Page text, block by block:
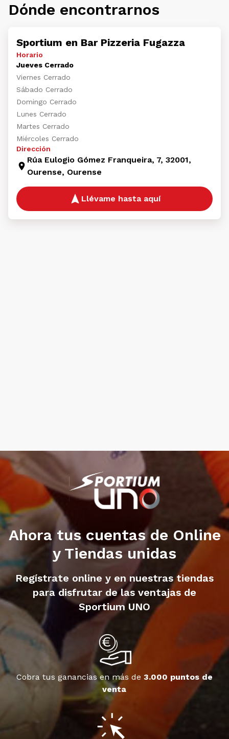
Dónde encontrarnos
Sportium en Bar Pizzeria Fugazza
Horario
Jueves Cerrado
Viernes Cerrado
Sábado Cerrado
Domingo Cerrado
Lunes Cerrado
Martes Cerrado
Miércoles Cerrado
Dirección
Rúa Eulogio Gómez Franqueira, 7, 32001,
Ourense, Ourense
Llévame hasta aquí
Ahora tus cuentas de Online
y Tiendas unidas
Regístrate online y en nuestras tiendas
para disfrutar de las ventajas de
Sportium UNO
Cobra tus ganancias en más de 3.000 puntos de
venta